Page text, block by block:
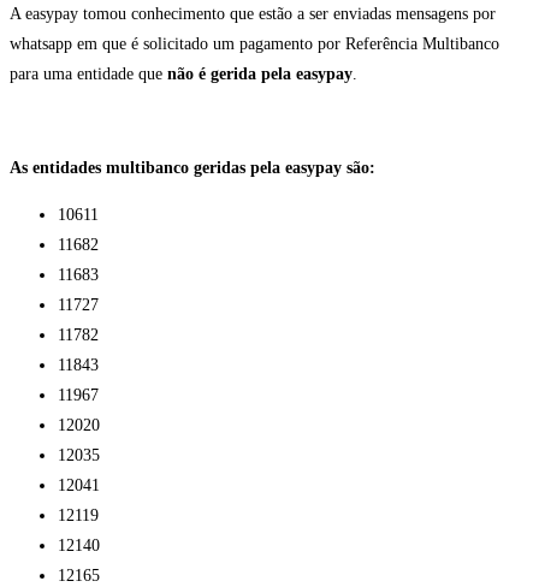
A easypay tomou conhecimento que estão a ser enviadas mensagens por
whatsapp em que é solicitado um pagamento por Referência Multibanco
para uma entidade que não é gerida pela easypay.
As entidades multibanco geridas pela easypay são:
10611
11682
11683
11727
11782
11843
11967
12020
12035
12041
12119
12140
12165